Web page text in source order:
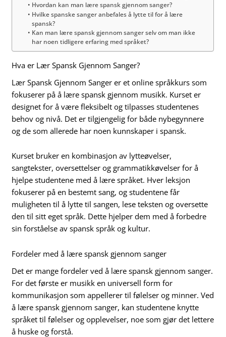
Hvordan kan man lære spansk gjennom sanger?
Hvilke spanske sanger anbefales å lytte til for å lære
spansk?
Kan man lære spansk gjennom sanger selv om man ikke
har noen tidligere erfaring med språket?
Hva er Lær Spansk Gjennom Sanger?
Lær Spansk Gjennom Sanger er et online språkkurs som
fokuserer på å lære spansk gjennom musikk. Kurset er
designet for å være fleksibelt og tilpasses studentenes
behov og nivå. Det er tilgjengelig for både nybegynnere
og de som allerede har noen kunnskaper i spansk.
Kurset bruker en kombinasjon av lytteøvelser,
sangtekster, oversettelser og grammatikkøvelser for å
hjelpe studentene med å lære språket. Hver leksjon
fokuserer på en bestemt sang, og studentene får
muligheten til å lytte til sangen, lese teksten og oversette
den til sitt eget språk. Dette hjelper dem med å forbedre
sin forståelse av spansk språk og kultur.
Fordeler med å lære spansk gjennom sanger
Det er mange fordeler ved å lære spansk gjennom sanger.
For det første er musikk en universell form for
kommunikasjon som appellerer til følelser og minner. Ved
å lære spansk gjennom sanger, kan studentene knytte
språket til følelser og opplevelser, noe som gjør det lettere
å huske og forstå.